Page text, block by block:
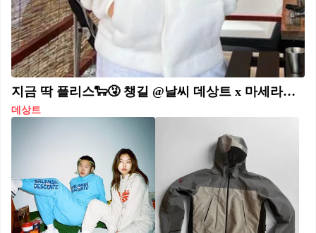
지금 딱 플리스🐑🤧 챙길 @날씨 데상트 x 마세라티 콜라보 플리스🏔🏎힙한게 멋져 #광고
데상트